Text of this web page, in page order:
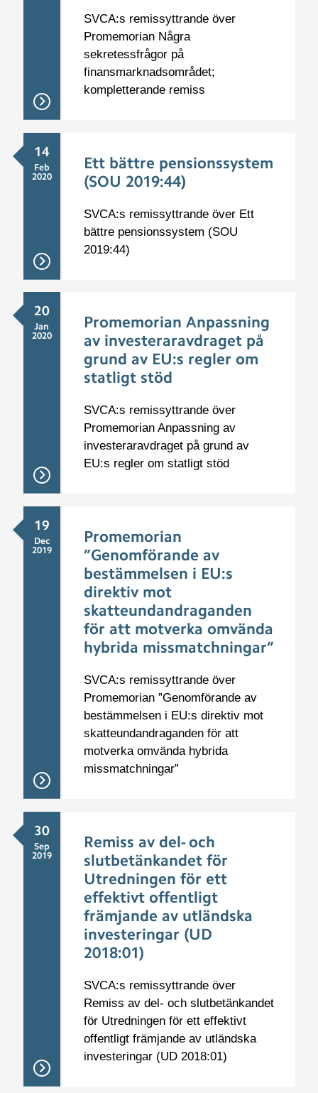
SVCA:s remissyttrande över
Promemorian Några
sekretessfrågor på
finansmarknadsområdet;
kompletterande remiss
14
Feb
2020
Ett bättre pensionssystem
(SOU 2019:44)
SVCA:s remissyttrande över Ett
bättre pensionssystem (SOU
2019:44)
20
Jan
2020
Promemorian Anpassning
av investeraravdraget på
grund av EU:s regler om
statligt stöd
SVCA:s remissyttrande över
Promemorian Anpassning av
investeraravdraget på grund av
EU:s regler om statligt stöd
19
Dec
2019
Promemorian
”Genomförande av
bestämmelsen i EU:s
direktiv mot
skatteundandraganden
för att motverka omvända
hybrida missmatchningar”
SVCA:s remissyttrande över
Promemorian ”Genomförande av
bestämmelsen i EU:s direktiv mot
skatteundandraganden för att
motverka omvända hybrida
missmatchningar”
30
Sep
2019
Remiss av del- och
slutbetänkandet för
Utredningen för ett
effektivt offentligt
främjande av utländska
investeringar (UD
2018:01)
SVCA:s remissyttrande över
Remiss av del- och slutbetänkandet
för Utredningen för ett effektivt
offentligt främjande av utländska
investeringar (UD 2018:01)